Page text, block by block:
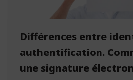
Différences entre
authentification.
une signature